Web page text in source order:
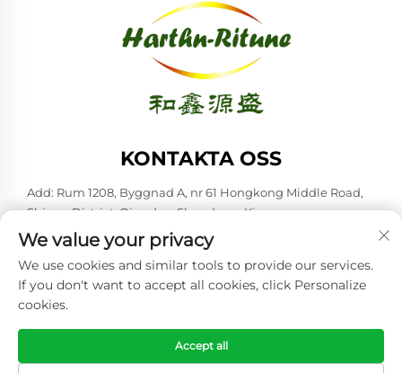
KONTAKTA OSS
Add: Rum 1208, Byggnad A, nr 61 Hongkong Middle Road,
Shinan District, Qingdao, Shandong, Kina
Tel:+86-53285879528
E-post: [email protected]
Upphovsrätt © 2026 Qingdao Harthn-ritune Corp., Ltd. Alla
rättigheter förbehållna. -Integritetspolicy
We value your privacy
We use cookies and similar tools to provide our services.
If you don't want to accept all cookies, click Personalize
cookies.
Accept all